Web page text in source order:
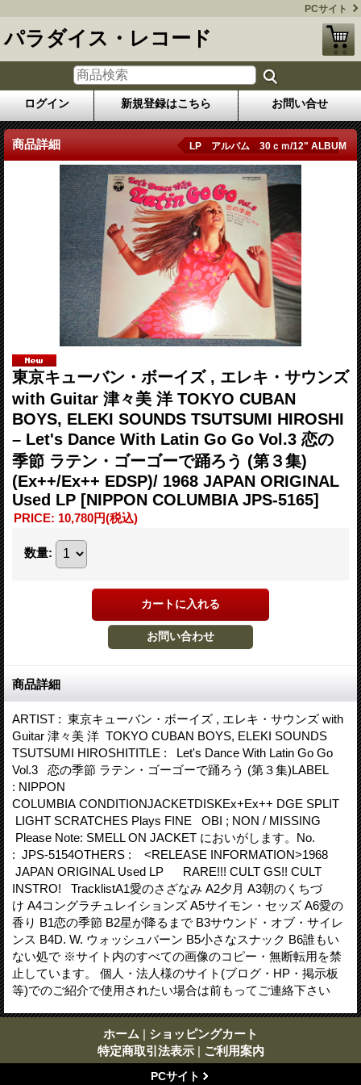
PCサイト
パラダイス・レコード
ログイン 新規登録はこちら お問い合せ
商品詳細 LP アルバム 30ｃｍ/12" ALBUM
東京キューバン・ボーイズ , エレキ・サウンズ
with Guitar ‎津々美 洋 TOKYO CUBAN
BOYS, ELEKI SOUNDS TSUTSUMI HIROSHI
– Let's Dance With Latin Go Go Vol.3 恋の
季節 ラテン・ゴーゴーで踊ろう (第３集)
(Ex++/Ex++ EDSP)/ 1968 JAPAN ORIGINAL
Used LP [NIPPON COLUMBIA JPS-5165]
PRICE: 10,780円(税込)
数量:
商品詳細
ARTIST : 東京キューバン・ボーイズ , エレキ・サウンズ with
Guitar ‎津々美 洋 TOKYO CUBAN BOYS, ELEKI SOUNDS
TSUTSUMI HIROSHITITLE : Let's Dance With Latin Go Go
Vol.3 恋の季節 ラテン・ゴーゴーで踊ろう (第３集)LABEL
: NIPPON
COLUMBIA CONDITIONJACKETDISKEx+Ex++ DGE SPLIT
LIGHT SCRATCHES Plays FINE OBI ; NON / MISSING
Please Note: SMELL ON JACKET においがします。No.
: JPS-5154OTHERS : <RELEASE INFORMATION>1968
JAPAN ORIGINAL Used LP RARE!!! CULT GS!! CULT
INSTRO! TracklistA1愛のさざなみ A2夕月 A3朝のくちづ
け A4コングラチュレイションズ A5サイモン・セッズ A6愛の
香り B1恋の季節 B2星が降るまで B3サウンド・オブ・サイレ
ンス B4D. W. ウォッシュバーン B5小さなスナック B6誰もい
ない処で ※サイト内のすべての画像のコピー・無断転用を禁
止しています。 個人・法人様のサイト(ブログ・HP・掲示板
等)でのご紹介で使用されたい場合は前もってご連絡下さい
ホーム | ショッピングカート
特定商取引法表示 | ご利用案内
PCサイト